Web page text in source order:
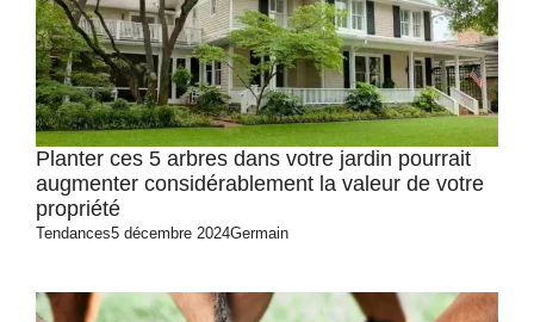
Planter ces 5 arbres dans votre jardin pourrait
augmenter considérablement la valeur de votre
propriété
Tendances5 décembre 2024Germain